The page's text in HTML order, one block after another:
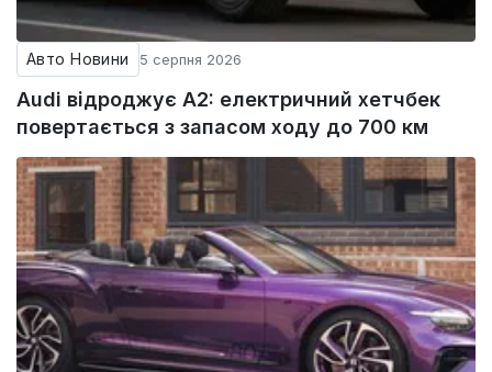
Авто Новини 5 серпня 2026
Audi відроджує A2: електричний хетчбек
повертається з запасом ходу до 700 км